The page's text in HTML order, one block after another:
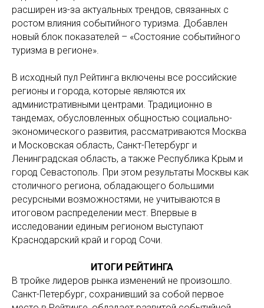
расширен из-за актуальных трендов, связанных с
ростом влияния событийного туризма. Добавлен
новый блок показателей – «Состояние событийного
туризма в регионе».
В исходный пул Рейтинга включены все российские
регионы и города, которые являются их
административными центрами. Традиционно в
тандемах, обусловленных общностью социально-
экономического развития, рассматриваются Москва
и Московская область, Санкт-Петербург и
Ленинградская область, а также Республика Крым и
город Севастополь. При этом результаты Москвы как
столичного региона, обладающего большими
ресурсными возможностями, не учитываются в
итоговом распределении мест. Впервые в
исследовании единым регионом выступают
Краснодарский край и город Сочи.
ИТОГИ РЕЙТИНГА
В тройке лидеров рынка изменений не произошло.
Санкт-Петербург, сохранивший за собой первое